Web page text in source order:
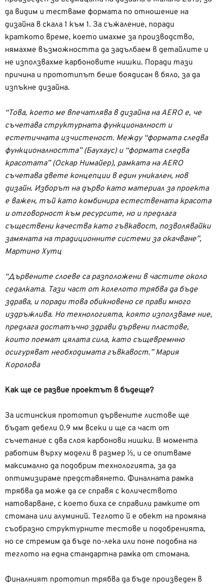
да видим и тестваме формата по отношение на
дизайна в скала 1 към 1. За съжаление, поради
краткото време, което имахме за производство,
нямахме възможността да задълбаем в детайлите и
не използвахме карбоновите нишки. Поради тази
причина и прототипът беше боядисан в бяло, за да
изпъкне дизайна.
“Това, което ме впечатлява в дизайна на AERO е, че
съчетава структурната функционалност и
естетичната изчистеност. Между “формата следва
функционалността” (Баухаус) и “формата следва
красотата” (Оскар Нимайер), рамката на AERO
съчетава двете концепции в един уникален, нов
дизайн. Изборът на дърво като материал за проекта
е важен, тъй като комбинира естествената красота
и отговорност към ресурсите, но и предлага
съществени качества като гъвкавост, позволявайки
замяната на традиционните системи за окачване”,
Мартино Хутц
“Дървените слоеве са разположени в частите около
седалката. Тази част от колелото трябва да бъде
здрава, и поради това обикновено се прави много
издръжлива. Но технологията, която използваме ние,
предлага достатъчно здрави дървени пластове,
които поемат цялата сила, като същевремнно
осигуряват необходимата гъвкавост.” Мария
Королова
Как ще се развие проектът в бъдеще?
За истинския прототип дървените листове ще
бъдат дебели 0.9 мм всеки и ще са част от
съчетание с два слоя карбонови нишки. В момента
работим върху модели в размер ⅓, и се опитваме
максимално да подобрим технологията, за да
оптимизираме представянето. Финалната рамка
трябва да може да се справя с количеството
натоварване, с което биха се справили рамките от
стомана или алуминий. Теглото й е обект на промяна
съобразно структурните тестове и подобренията,
но се стремим да бъде по-лека или поне подобна на
теглото на една стандартна рамка от стомана.
Финалният прототип трябва да бъде произведен в